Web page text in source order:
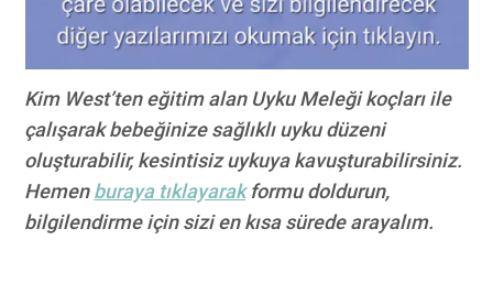
Kim West’ten eğitim alan Uyku Meleği koçları ile
çalışarak bebeğinize sağlıklı uyku düzeni
oluşturabilir, kesintisiz uykuya kavuşturabilirsiniz.
Hemenburaya tıklayarakformu doldurun,
bilgilendirme için sizi en kısa sürede arayalım.